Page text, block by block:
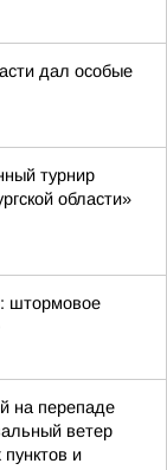
дал особые
турнир
области»
штормовое
на перепаде
ветер
и